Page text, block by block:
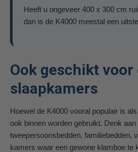
Heeft u ongeveer 400 x 300 cm
dan is de K4000 meestal een
Ook geschikt voor
slaapkamers
Hoewel de K4000 vooral populair is
ook binnen worden gebruikt. Denk aan
tweepersoonsbedden, familiebedden,
kamers waar een gewone klamboe te